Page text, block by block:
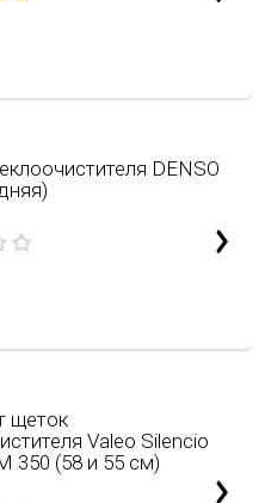
DENSO
щеток
Valeo Silencio
350 (58 и 55 см)